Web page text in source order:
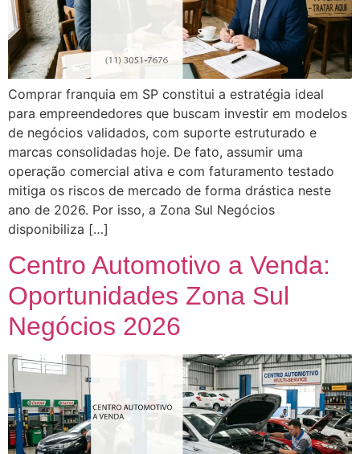
Comprar franquia em SP constitui a estratégia ideal
para empreendedores que buscam investir em modelos
de negócios validados, com suporte estruturado e
marcas consolidadas hoje. De fato, assumir uma
operação comercial ativa e com faturamento testado
mitiga os riscos de mercado de forma drástica neste
ano de 2026. Por isso, a Zona Sul Negócios
disponibiliza […]
Centro Automotivo a Venda:
Oportunidades Zona Sul
Negócios 2026